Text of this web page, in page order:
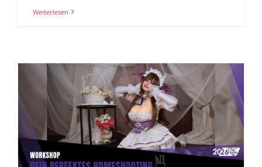
Weiterlesen